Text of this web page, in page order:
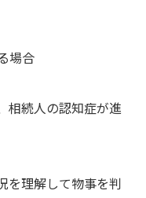
場合
相続人の認知症が進
を理解して物事を判